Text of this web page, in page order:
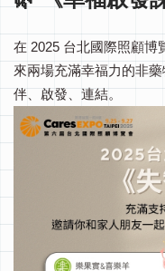
在 2025 台北國際照顧博
來兩場充滿幸福力的非
伴、啟發、連結。